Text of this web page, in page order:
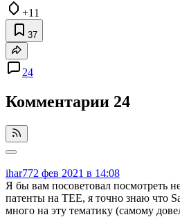
+11
37
24
Комментарии 24
ihar772 фев 2021 в 14:08
Я бы вам посоветовал посмотреть
патенты на TEE, я точно знаю что
много на эту тематику (самому